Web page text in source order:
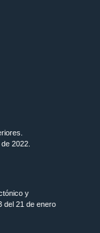
2022.
y
del 21 de enero